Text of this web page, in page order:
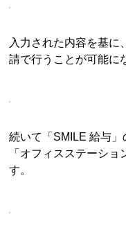
入力された内容を基に
請で行うことが可能に
続いて「SMILE 給与」
「オフィスステーシ
す。